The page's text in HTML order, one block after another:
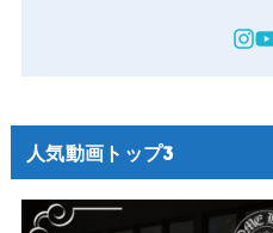
人気動画トップ3